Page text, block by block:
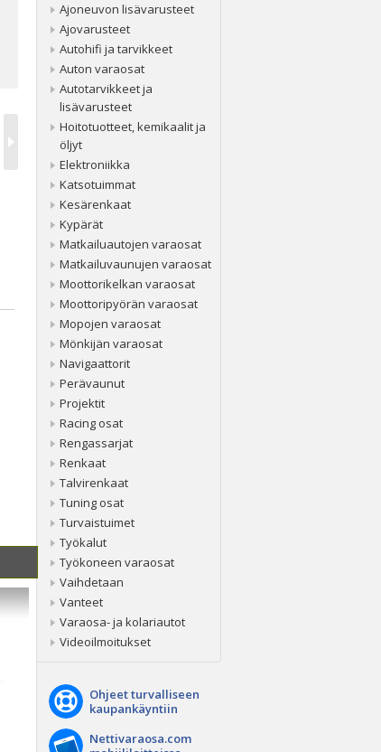
Ajoneuvon lisävarusteet
Ajovarusteet
Autohifi ja tarvikkeet
Auton varaosat
Autotarvikkeet ja
lisävarusteet
Hoitotuotteet, kemikaalit ja
öljyt
Elektroniikka
Katsotuimmat
Kesärenkaat
Kypärät
Matkailuautojen varaosat
Matkailuvaunujen varaosat
Moottorikelkan varaosat
Moottoripyörän varaosat
Mopojen varaosat
Mönkijän varaosat
Navigaattorit
Perävaunut
Projektit
Racing osat
Rengassarjat
Renkaat
Talvirenkaat
Tuning osat
Turvaistuimet
Työkalut
Työkoneen varaosat
Vaihdetaan
Vanteet
Varaosa- ja kolariautot
Videoilmoitukset
Ohjeet turvalliseen
kaupankäyntiin
Nettivaraosa.com